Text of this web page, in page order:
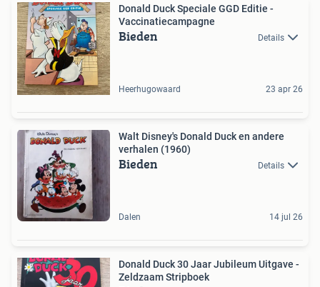
Donald Duck Speciale GGD Editie -
Vaccinatiecampagne
Bieden Details
Heerhugowaard 23 apr 26
Walt Disney's Donald Duck en andere
verhalen (1960)
Bieden Details
Dalen 14 jul 26
Donald Duck 30 Jaar Jubileum Uitgave -
Zeldzaam Stripboek